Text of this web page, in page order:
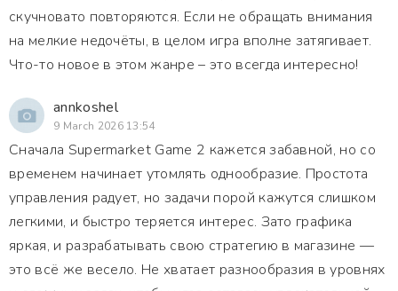
скучновато повторяются. Если не обращать внимания
на мелкие недочёты, в целом игра вполне затягивает.
Что-то новое в этом жанре – это всегда интересно!
annkoshel
9 March 2026 13:54
Сначала Supermarket Game 2 кажется забавной, но со
временем начинает утомлять однообразие. Простота
управления радует, но задачи порой кажутся слишком
легкими, и быстро теряется интерес. Зато графика
яркая, и разрабатывать свою стратегию в магазине —
это всё же весело. Не хватает разнообразия в уровнях